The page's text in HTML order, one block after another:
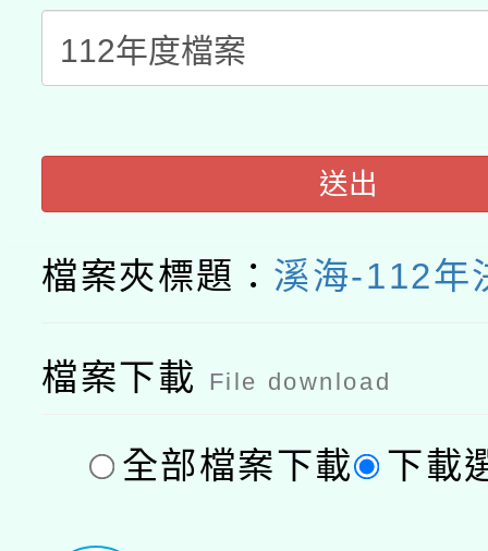
接種對象擴大為「滿6
接種之民眾」措施，延
月28日止
送出
檔案夾標題： 溪海-112年
檔案下載 File download
全部檔案下載 下載